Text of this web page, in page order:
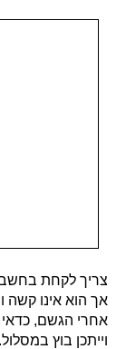
צריך לקחת
אך הוא אינו
אחרי הגשם, כדאי
וייתכן בוץ